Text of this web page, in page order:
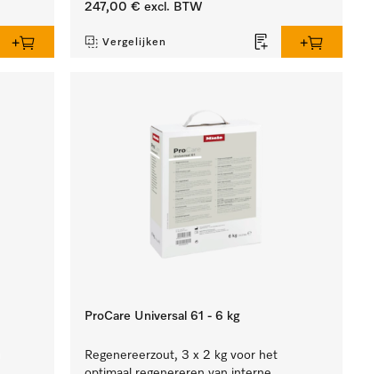
247,00 € excl. BTW
Vergelijken
ProCare Universal 61 - 6 kg
Regenereerzout, 3 x 2 kg voor het